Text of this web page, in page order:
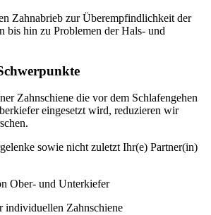
Zahnabrieb zur Überempfindlichkeit der
bis hin zu Problemen der Hals- und
Zahnschiene die vor dem Schlafengehen
eingesetzt wird, reduzieren wir
sowie nicht zuletzt Ihr(e) Partner(in)
Ober- und Unterkiefer
individuellen Zahnschiene